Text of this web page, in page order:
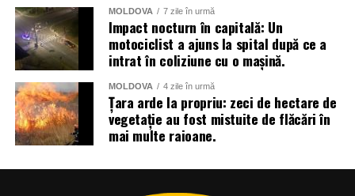
MOLDOVA 7 zile în urmă
Impact nocturn în capitală: Un
motociclist a ajuns la spital după ce a
intrat în coliziune cu o mașină.
MOLDOVA 4 zile în urmă
Țara arde la propriu: zeci de hectare de
vegetație au fost mistuite de flăcări în
mai multe raioane.